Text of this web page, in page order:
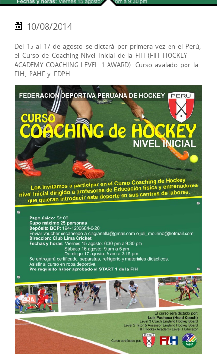
10/08/2014
Del 15 al 17 de agosto se dictará por primera vez en el Perú,
el Curso de Coaching Nivel Inicial de la FIH (FIH HOCKEY
ACADEMY COACHING LEVEL 1 AWARD). Curso avalado por la
FIH, PAHF y FDPH.